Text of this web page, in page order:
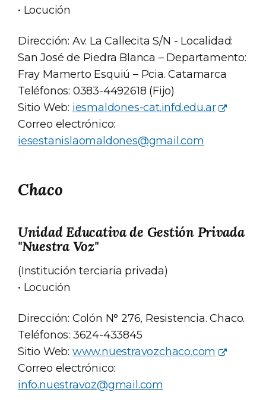
• Locución
Dirección: Av. La Callecita S/N - Localidad:
San José de Piedra Blanca – Departamento:
Fray Mamerto Esquiú – Pcia. Catamarca
Teléfonos: 0383-4492618 (Fijo)
Sitio Web: iesmaldones-cat.infd.edu.ar
Correo electrónico:
iesestanislaomaldones@gmail.com
Chaco
Unidad Educativa de Gestión Privada
"Nuestra Voz"
(Institución terciaria privada)
• Locución
Dirección: Colón N° 276, Resistencia. Chaco.
Teléfonos: 3624-433845
Sitio Web: www.nuestravozchaco.com
Correo electrónico:
info.nuestravoz@gmail.com